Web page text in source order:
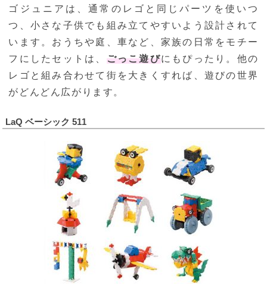
ゴジュニアは、通常のレゴと同じパーツを使いつ
つ、小さな子供でも組み立てやすいよう設計されて
います。おうちや庭、車など、家族の日常をモチー
フにしたセットは、 ごっこ遊びにもぴったり。他の
レゴと組み合わせて街を大きくすれば、遊びの世界
がどんどん広がります。
LaQ ベーシック 511